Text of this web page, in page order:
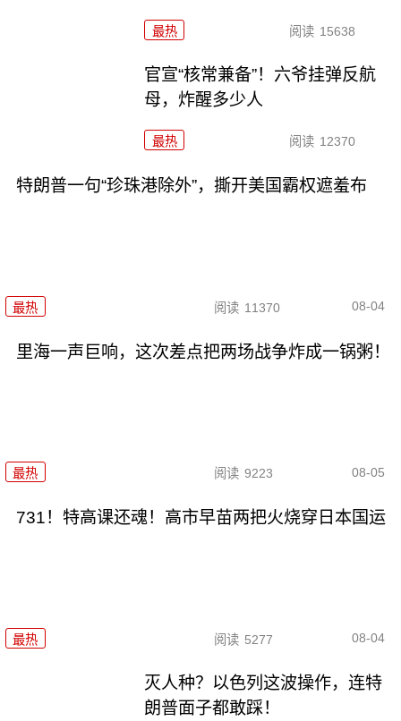
最热 阅读 15638
官宣“核常兼备”！六爷挂弹反航
母，炸醒多少人
最热 阅读 12370
特朗普一句“珍珠港除外”，撕开美国霸权遮羞布
最热 阅读 11370 08-04
里海一声巨响，这次差点把两场战争炸成一锅粥！
最热 阅读 9223 08-05
731！特高课还魂！高市早苗两把火烧穿日本国运
最热 阅读 5277 08-04
灭人种？以色列这波操作，连特
朗普面子都敢踩！